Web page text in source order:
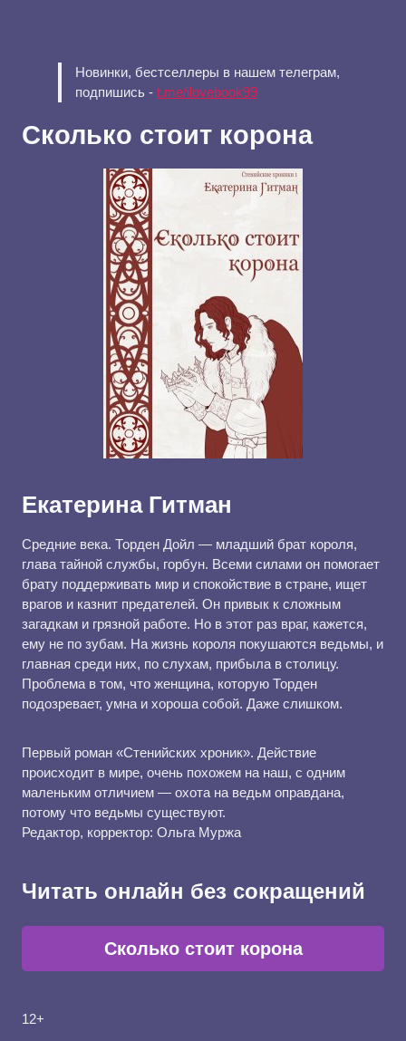
Новинки, бестселлеры в нашем телеграм,
подпишись - t.me/ilovebook99
Сколько стоит корона
Екатерина Гитман
Средние века. Торден Дойл — младший брат короля,
глава тайной службы, горбун. Всеми силами он помогает
брату поддерживать мир и спокойствие в стране, ищет
врагов и казнит предателей. Он привык к сложным
загадкам и грязной работе. Но в этот раз враг, кажется,
ему не по зубам. На жизнь короля покушаются ведьмы, и
главная среди них, по слухам, прибыла в столицу.
Проблема в том, что женщина, которую Торден
подозревает, умна и хороша собой. Даже слишком.
Первый роман «Стенийских хроник». Действие
происходит в мире, очень похожем на наш, с одним
маленьким отличием — охота на ведьм оправдана,
потому что ведьмы существуют.
Редактор, корректор: Ольга Муржа
Читать онлайн без сокращений
Сколько стоит корона
12+